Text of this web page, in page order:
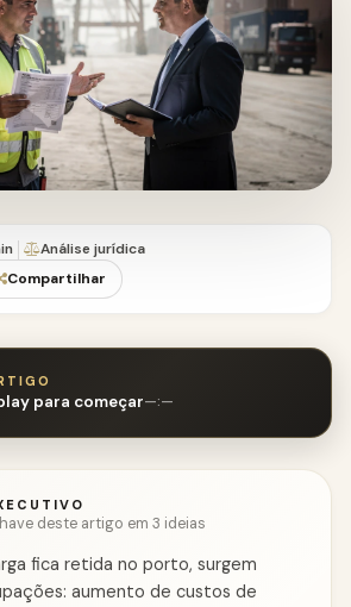
Análise jurídica
Compartilhar
para começar—:—
deste artigo em 3 ideias
fica retida no porto, surgem
aumento de custos de